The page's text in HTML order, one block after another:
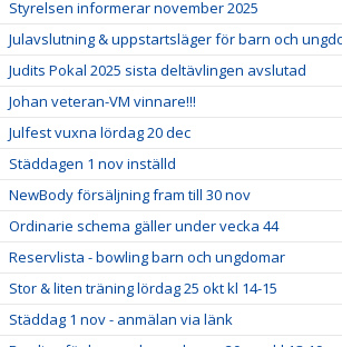
Styrelsen informerar november 2025
Julavslutning & uppstartsläger för barn och
Judits Pokal 2025 sista deltävlingen avslutad
Johan veteran-VM vinnare!!!
Julfest vuxna lördag 20 dec
Städdagen 1 nov inställd
NewBody försäljning fram till 30 nov
Ordinarie schema gäller under vecka 44
Reservlista - bowling barn och ungdomar
Stor & liten träning lördag 25 okt kl 14-15
Städdag 1 nov - anmälan via länk